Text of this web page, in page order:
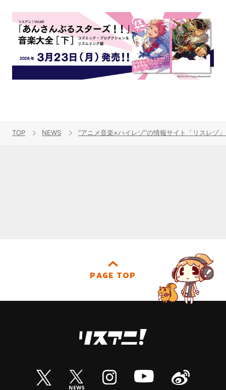
TOP NEWS “アニメ音楽×ハイレゾ”の情報サイト「リスレゾ
PAGE TOP